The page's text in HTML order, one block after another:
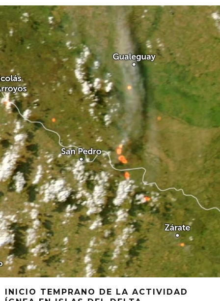
INICIO TEMPRANO DE LA ACTIVIDAD